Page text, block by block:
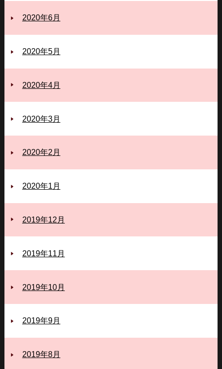
2020年6月
2020年5月
2020年4月
2020年3月
2020年2月
2020年1月
2019年12月
2019年11月
2019年10月
2019年9月
2019年8月